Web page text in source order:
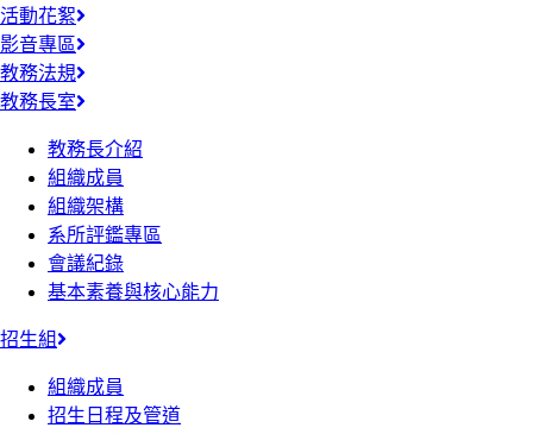
活動花絮
影音專區
教務法規
教務長室
教務長介紹
組織成員
組織架構
系所評鑑專區
會議紀錄
基本素養與核心能力
招生組
組織成員
招生日程及管道